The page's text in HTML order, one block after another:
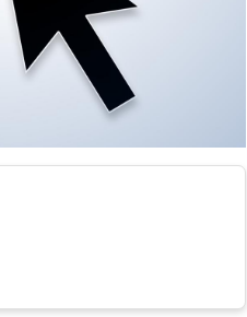
reale e gli approfondimenti